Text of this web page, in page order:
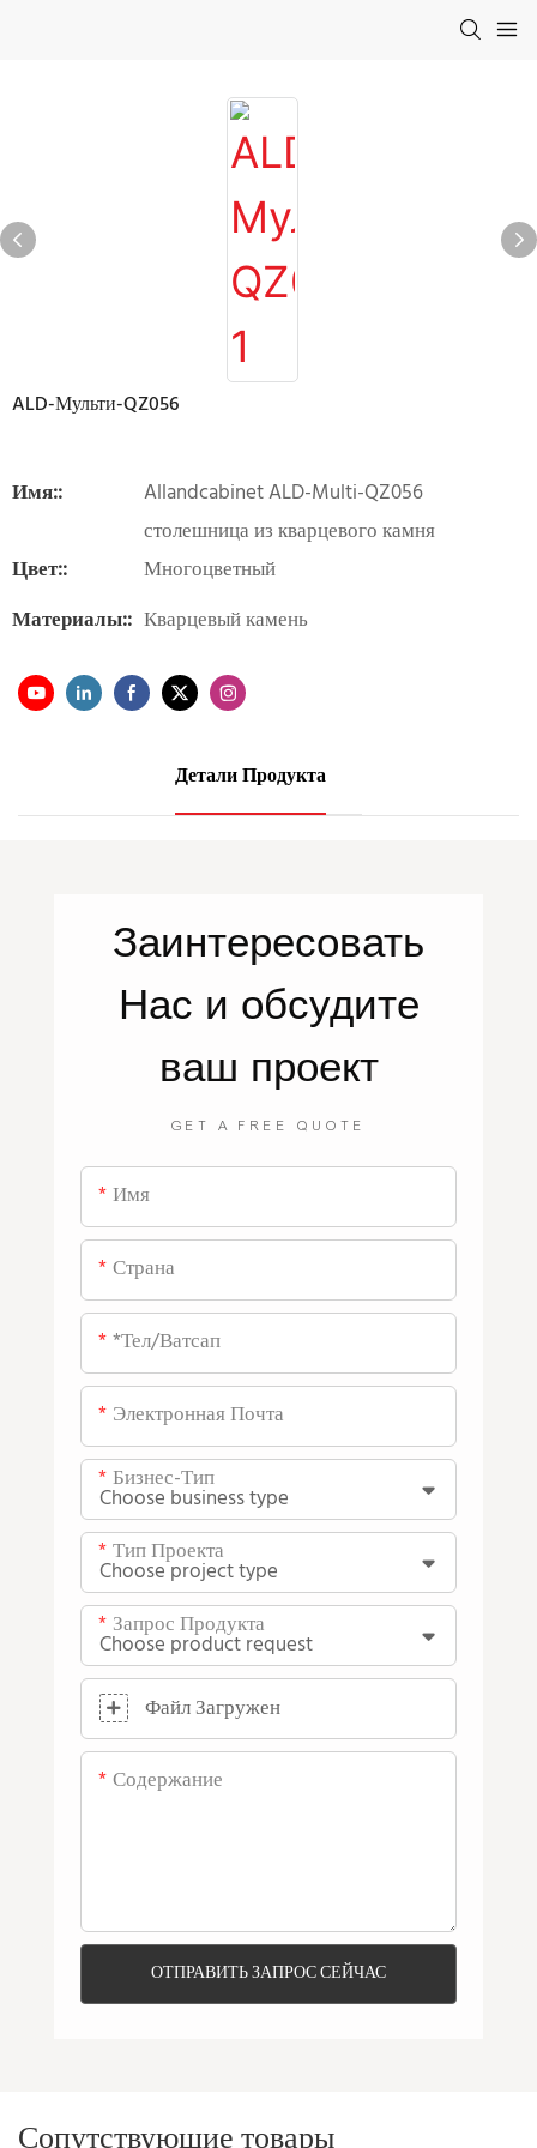
ALD-Мульти-QZ056
Имя::
Allandcabinet ALD-Multi-QZ056
столешница из кварцевого камня
Цвет::
Многоцветный
Материалы:: Кварцевый камень
Детали Продукта
Заинтересовать
Нас и обсудите
ваш проект
GET A FREE QUOTE
Имя
Страна
*тел/ватсап
Электронная Почта
Бизнес-Тип
Тип Проекта
Запрос Продукта
Файл Загружен
Содержание
ОТПРАВИТЬ ЗАПРОС СЕЙЧАС